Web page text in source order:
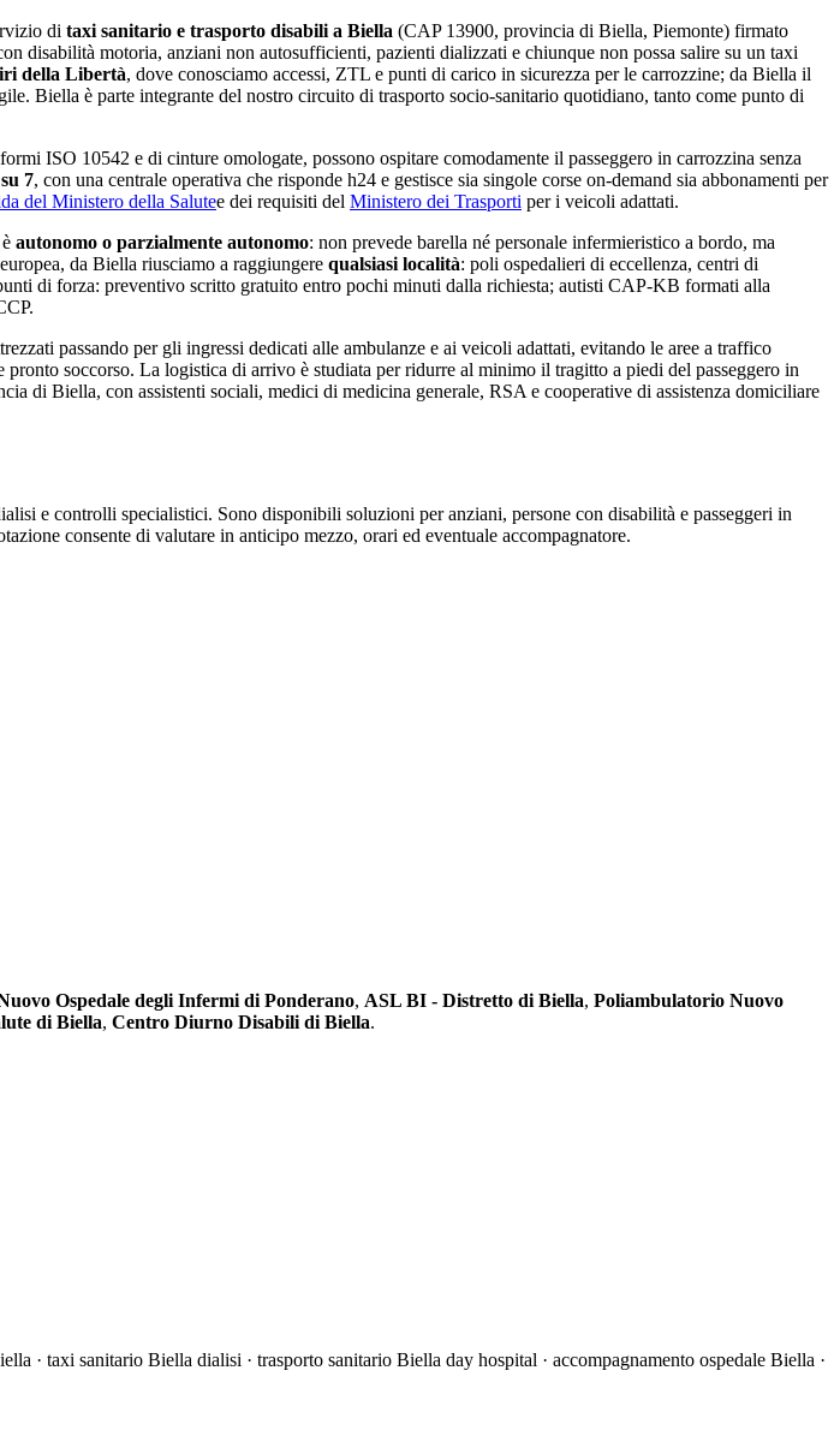
di taxi sanitario e trasporto disabili a Biella (CAP 13900, provincia di Biella, Piemonte) firmato
disabilità motoria, anziani non autosufficienti, pazienti dializzati e chiunque non possa salire su un taxi
della Libertà, dove conosciamo accessi, ZTL e punti di carico in sicurezza per le carrozzine; da Biella il
. Biella è parte integrante del nostro circuito di trasporto socio-sanitario quotidiano, tanto come punto di
ISO 10542 e di cinture omologate, possono ospitare comodamente il passeggero in carrozzina senza
7, con una centrale operativa che risponde h24 e gestisce sia singole corse on-demand sia abbonamenti per
del Ministero della Salutee dei requisiti del Ministero dei Trasporti per i veicoli adattati.
autonomo o parzialmente autonomo: non prevede barella né personale infermieristico a bordo, ma
da Biella riusciamo a raggiungere qualsiasi località: poli ospedalieri di eccellenza, centri di
di forza: preventivo scritto gratuito entro pochi minuti dalla richiesta; autisti CAP-KB formati alla
.
passando per gli ingressi dedicati alle ambulanze e ai veicoli adattati, evitando le aree a traffico
soccorso. La logistica di arrivo è studiata per ridurre al minimo il tragitto a piedi del passeggero in
di Biella, con assistenti sociali, medici di medicina generale, RSA e cooperative di assistenza domiciliare
e controlli specialistici. Sono disponibili soluzioni per anziani, persone con disabilità e passeggeri in
consente di valutare in anticipo mezzo, orari ed eventuale accompagnatore.
Ospedale degli Infermi di Ponderano, ASL BI - Distretto di Biella, Poliambulatorio Nuovo
di Biella, Centro Diurno Disabili di Biella.
· taxi sanitario Biella dialisi · trasporto sanitario Biella day hospital · accompagnamento ospedale Biella ·